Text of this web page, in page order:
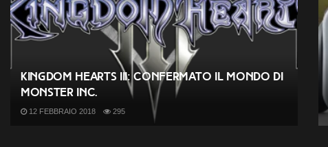
Kingdom Hearts III: confermato il mondo di
Monster Inc.
12 FEBBRAIO 2018 295